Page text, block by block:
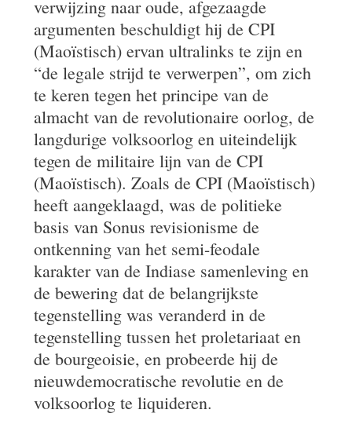
verwijzing naar oude, afgezaagde
argumenten beschuldigt hij de CPI
(Maoïstisch) ervan ultralinks te zijn en
“de legale strijd te verwerpen”, om zich
te keren tegen het principe van de
almacht van de revolutionaire oorlog, de
langdurige volksoorlog en uiteindelijk
tegen de militaire lijn van de CPI
(Maoïstisch). Zoals de CPI (Maoïstisch)
heeft aangeklaagd, was de politieke
basis van Sonus revisionisme de
ontkenning van het semi-feodale
karakter van de Indiase samenleving en
de bewering dat de belangrijkste
tegenstelling was veranderd in de
tegenstelling tussen het proletariaat en
de bourgeoisie, en probeerde hij de
nieuwdemocratische revolutie en de
volksoorlog te liquideren.